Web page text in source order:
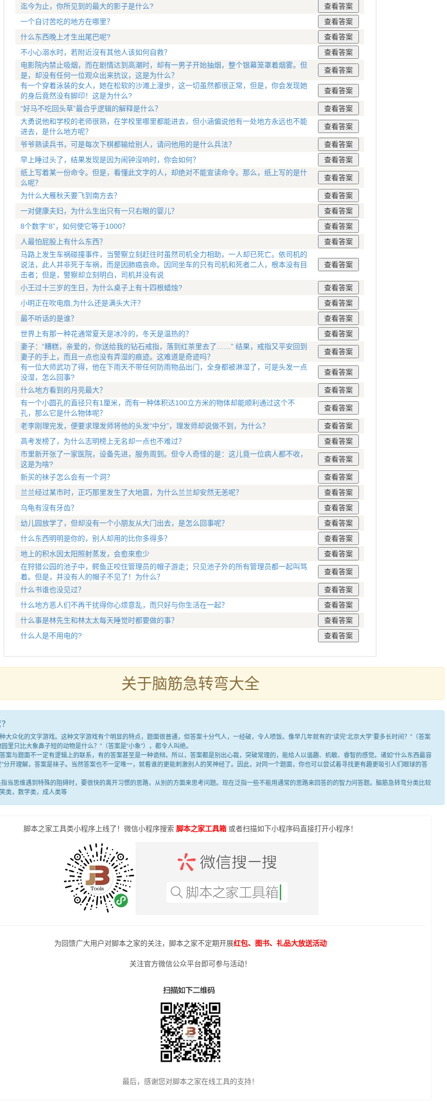
迄今为止，你所见到的最大的影子是什么?
一个自讨苦吃的地方在哪里？
什么东西晚上才生出尾巴呢?
不小心溺水时，若附近沒有其他人该如何自救？
电影院内禁止吸烟，而在剧情达到高潮时，却有一男子开始抽烟，整个银幕笼罩着烟雾。但
是，却没有任何一位观众出来抗议，这是为什么？
有一个穿着泳装的女人，她在松软的沙滩上漫步，这一切虽然都很正常，但是，你会发现她
的身后竟然没有脚印！这是为什么?
“好马不吃回头草”最合乎逻辑的解释是什么？
大勇说他和学校的老师很熟，在学校里哪里都能进去，但小涵偏说他有一处地方永远也不能
进去，是什么地方呢？
爷爷熟读兵书，可是每次下棋都输给别人，请问他用的是什么兵法？
早上睡过头了，结果发现是因为闹钟沒响时，你会如何？
纸上写着某一份命令。但是，看懂此文字的人，却绝对不能宣读命令。那么，纸上写的是什
么呢？
为什么大雁秋天要飞到南方去？
一对健康夫妇，为什么生出只有一只右眼的婴儿？
8个数字“8”，如何使它等于1000？
人最怕屁股上有什么东西？
马路上发生车祸碰撞事件，当警察立刻赶往时虽然司机全力相助，一人却已死亡。依司机的
说法，此人并非死于车祸，而是因肺癌丧命。因同坐车的只有司机和死者二人，根本没有目
击者；但是，警察却立刻明白，司机并没有说
小王过十三岁的生日，为什么桌子上有十四根蜡烛?
小明正在吹电扇,为什么还是满头大汗？
最不听话的是谁？
世界上有那一种花通常夏天是冰冷的，冬天是温热的？
妻子：“糟糕，亲爱的，你送给我的钻石戒指，落到红茶里去了……” 结果，戒指又平安回到
妻子的手上，而且一点也没有弄湿的痕迹。这难道是奇迹吗？
有一位大师武功了得，他在下雨天不带任何防雨物品出门，全身都被淋湿了，可是头发一点
没湿，怎么回事?
什么地方看到的月亮最大？
有一个小圆孔的直径只有1厘米，而有一种体积达100立方米的物体却能顺利通过这个不
孔，那么它是什么物体呢？
老李刚理完发，便要求理发师将他的头发“中分”，理发师却说做不到，为什么？
高考发榜了，为什么志明榜上无名却一点也不难过？
市里新开张了一家医院，设备先进，服务周到。但令人奇怪的是：这儿竟一位病人都不收，
这是为啥?
新买的袜子怎么会有一个洞？
兰兰经过某市时，正巧那里发生了大地震，为什么兰兰却安然无恙呢？
乌龟有沒有牙齿？
幼儿园放学了，但却没有一个小朋友从大门出去，是怎么回事呢？
什么东西明明是你的，别人却用的比你多得多？
地上的积水因太阳照射蒸发，会愈來愈少
在狩猎公园的池子中，鳄鱼正咬住管理员的帽子游走；只见池子外的所有管理员都一起叫骂
着。但是，并没有人的帽子不见了！为什么？
什么书谁也没见过？
什么地方恶人们不再干扰得你心烦意乱，而只好与你生活在一起？
什么事是林先生和林太太每天睡觉时都要做的事？
什么人是不用电的?
关于脑筋急转弯大全
众化的文字游戏。这种文字游戏有个明显的特点，题面很普通，但答案十分气人，一经破，令人喷饭。像早几年就有的“读完‘北京大学’要多长时间？”（答案
里只比大象鼻子短的动物是什么？”（答案是“小象”），都令人叫绝。
与题面不一定有逻辑上的联系，有的答案甚至是一种诡辩。所以，答案都是别出心裁，突破常理的，能给人以谐趣、机敏、睿智的感觉。诸如“什么东西最容
”分开理解，答案是袜子。当然答案也不一定唯一，就看谁的更能刺激别人的笑神经了。因此，对同一个题面，你也可以尝试着寻找更有趣更吸引人们眼球的答
思维遇到特殊的阻碍时，要很快的离开习惯的思路，从别的方面来思考问题。现在泛指一些不能用通常的思路来回答的的智力问答题。脑筋急转弯分类比较
类，数学类，成人类等
脚本之家工具类小程序上线了！微信小程序搜索 脚本之家工具箱或者扫描如下小程序码直接打开小程序！
为回馈广大用户对脚本之家的关注，脚本之家不定期开展红包、图书、礼品大放送活动
关注官方微信公众平台即可参与活动！
最后，感谢您对脚本之家在线工具的支持！